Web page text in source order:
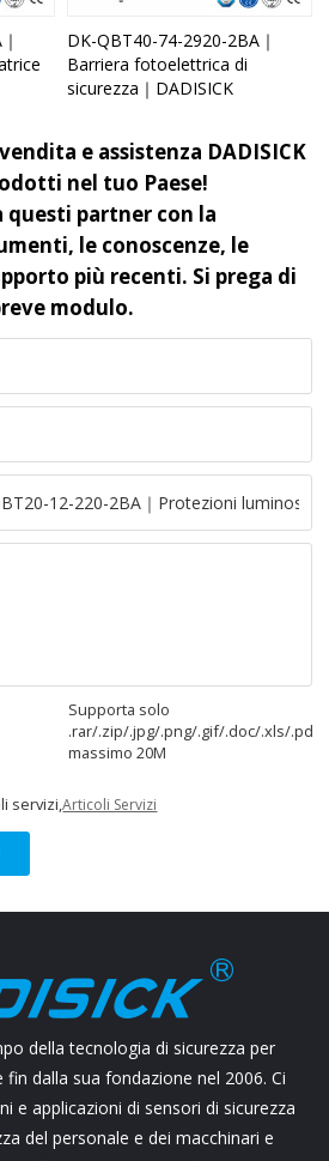
DK-QBT40-74-2920-2BA｜
Barriera fotoelettrica di
sicurezza｜DADISICK
e assistenza DADISICK
nel tuo Paese!
questi partner con la
le conoscenze, le
più recenti. Si prega di
modulo.
Supporta solo
.rar/.zip/.jpg/.png/.gif/.doc/.xls/.pdf,
massimo 20M
servizi,Articoli Servizi
della tecnologia di sicurezza per
dalla sua fondazione nel 2006. Ci
e applicazioni di sensori di sicurezza
del personale e dei macchinari e